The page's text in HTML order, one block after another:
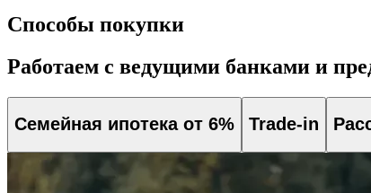
Способы покупки
Работаем с ведущими банками и
Семейная ипотека от 6% Trade-in